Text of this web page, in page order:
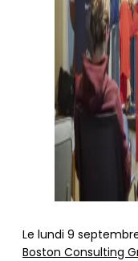
Le lundi 9
Boston Consulting